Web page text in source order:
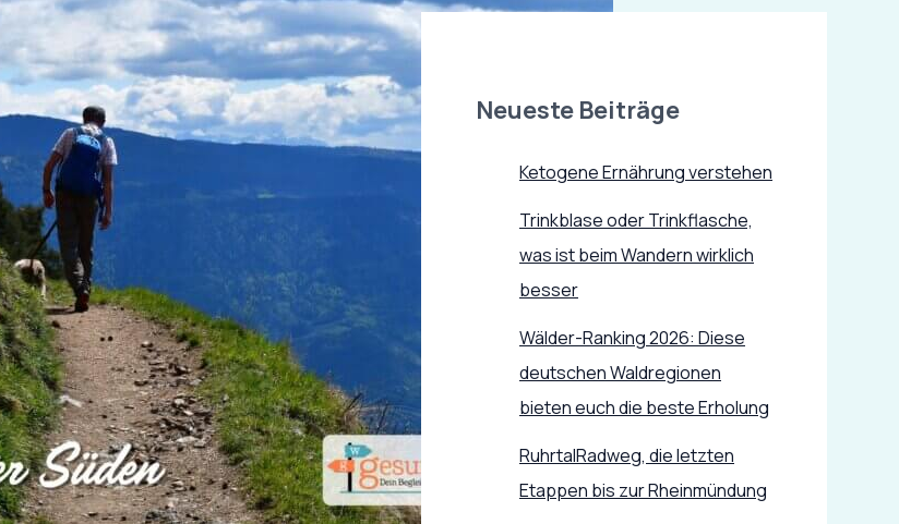
Neueste Beiträge
Ketogene Ernährung verstehen
Trinkblase oder Trinkflasche,
was ist beim Wandern wirklich
besser
Wälder-Ranking 2026: Diese
deutschen Waldregionen
bieten euch die beste Erholung
RuhrtalRadweg, die letzten
Etappen bis zur Rheinmündung